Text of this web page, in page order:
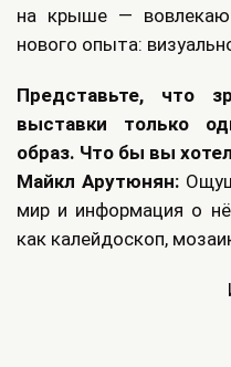
на крыше —
нового опыта:
Представьте, что
выставки только
образ. Что бы вы
Майкл Арутюнян:
мир и информация о
как калейдоскоп,